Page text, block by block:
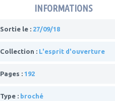
INFORMATIONS
Sortie le : 27/09/18
Collection : L'esprit d'ouverture
Pages : 192
Type : broché